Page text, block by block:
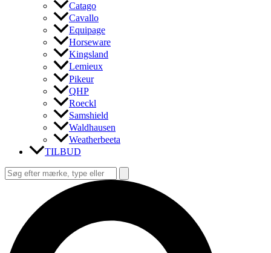
Catago
Cavallo
Equipage
Horseware
Kingsland
Lemieux
Pikeur
QHP
Roeckl
Samshield
Waldhausen
Weatherbeeta
TILBUD
Søg
efter: